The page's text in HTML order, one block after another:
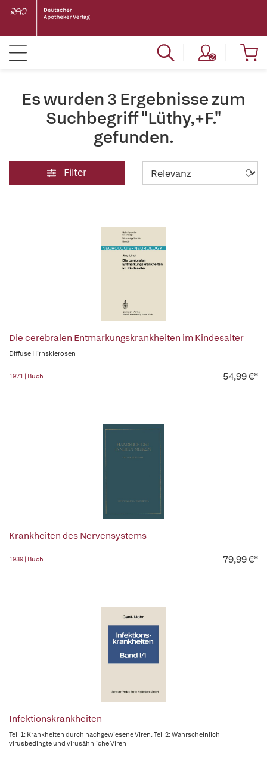
Es wurden 3 Ergebnisse zum
Suchbegriff "Lüthy,+F."
gefunden.
Filter
Die cerebralen Entmarkungskrankheiten im Kindesalter
Diffuse Hirnsklerosen
1971 | Buch 54,99 €*
Krankheiten des Nervensystems
1939 | Buch 79,99 €*
Infektionskrankheiten
Teil 1: Krankheiten durch nachgewiesene Viren. Teil 2: Wahrscheinlich
virusbedingte und virusähnliche Viren